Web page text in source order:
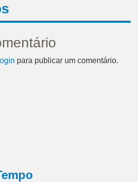
login para publicar um comentário.